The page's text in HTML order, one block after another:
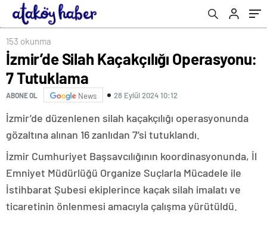
153 okunma
İzmir’de Silah Kaçakçılığı Operasyonu:
7 Tutuklama
ABONE OL News 28 Eylül 2024 10:12
İzmir’de düzenlenen silah kaçakçılığı operasyonunda
gözaltına alınan 16 zanlıdan 7’si tutuklandı.
İzmir Cumhuriyet Başsavcılığının koordinasyonunda, İl
Emniyet Müdürlüğü Organize Suçlarla Mücadele ile
İstihbarat Şubesi ekiplerince kaçak silah imalatı ve
ticaretinin önlenmesi amacıyla çalışma yürütüldü.